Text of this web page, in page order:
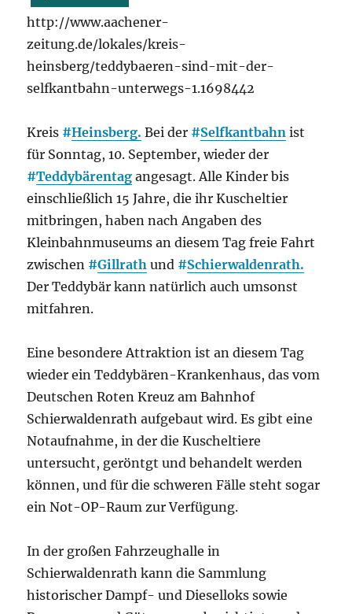
http://www.aachener-
zeitung.de/lokales/kreis-
heinsberg/teddybaeren-sind-mit-der-
selfkantbahn-unterwegs-1.1698442
Kreis #Heinsberg. Bei der #Selfkantbahn ist
für Sonntag, 10. September, wieder der
#Teddybärentag angesagt. Alle Kinder bis
einschließlich 15 Jahre, die ihr Kuscheltier
mitbringen, haben nach Angaben des
Kleinbahnmuseums an diesem Tag freie Fahrt
zwischen #Gillrath und #Schierwaldenrath.
Der Teddybär kann natürlich auch umsonst
mitfahren.
Eine besondere Attraktion ist an diesem Tag
wieder ein Teddybären-Krankenhaus, das vom
Deutschen Roten Kreuz am Bahnhof
Schierwaldenrath aufgebaut wird. Es gibt eine
Notaufnahme, in der die Kuscheltiere
untersucht, geröntgt und behandelt werden
können, und für die schweren Fälle steht sogar
ein Not-OP-Raum zur Verfügung.
In der großen Fahrzeughalle in
Schierwaldenrath kann die Sammlung
historischer Dampf- und Dieselloks sowie